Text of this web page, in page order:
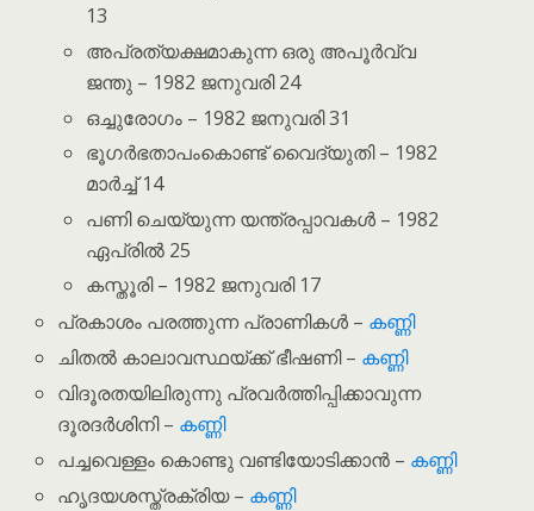
13
അപ്രത്യക്ഷമാകുന്ന ഒരു അപൂർവ്വ
ജന്തു – 1982 ജനുവരി 24
ഒച്ചുരോഗം – 1982 ജനുവരി 31
ഭൂഗർഭതാപംകൊണ്ട് വൈദ്യുതി – 1982
മാർച്ച് 14
പണി ചെയ്യുന്ന യന്ത്രപ്പാവകൾ – 1982
ഏപ്രിൽ 25
കസ്തൂരി – 1982 ജനുവരി 17
പ്രകാശം പരത്തുന്ന പ്രാണികൾ – കണ്ണി
ചിതൽ കാലാവസ്ഥയ്ക്ക് ഭീഷണി – കണ്ണി
വിദൂരതയിലിരുന്നു പ്രവർത്തിപ്പിക്കാവുന്ന
ദൂരദർശിനി – കണ്ണി
പച്ചവെള്ളം കൊണ്ടു വണ്ടിയോടിക്കാൻ – കണ്ണി
ഹൃദയശസ്ത്രക്രിയ – കണ്ണി